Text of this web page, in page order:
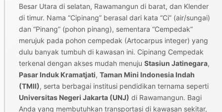
Besar Utara di selatan, Rawamangun di barat, dan Klender
di timur. Nama “Cipinang” berasal dari kata “Ci” (air/sungai)
dan “Pinang” (pohon pinang), sementara “Cempedak”
merujuk pada pohon cempedak (Artocarpus integer) yang
dulu banyak tumbuh di kawasan ini. Cipinang Cempedak
terkenal dengan akses mudah menuju Stasiun Jatinegara,
Pasar Induk Kramatjati, Taman Mini Indonesia Indah
(TMII), serta berbagai institusi pendidikan ternama seperti
Universitas Negeri Jakarta (UNJ) di Rawamangun. Bagi
Anda yang membutuhkan transportasi di kawasan sekitar,